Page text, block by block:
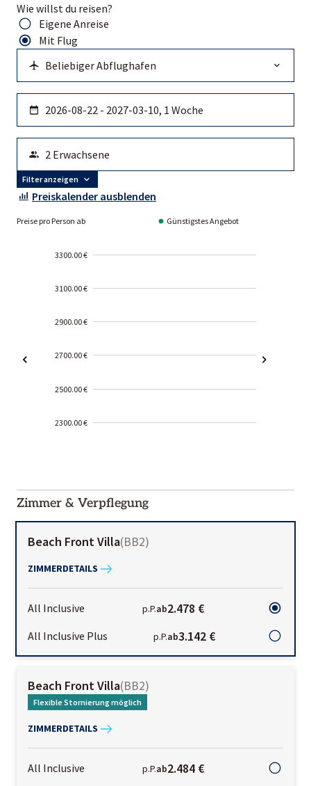
Wie willst du reisen?
Eigene Anreise
Mit Flug
Filter anzeigen
Preiskalender ausblenden
Preise pro Person ab Günstigstes Angebot
3300.00 €
3100.00 €
2900.00 €
2700.00 €
2500.00 €
2300.00 €
01-02
Zimmer & Verpflegung
Beach Front Villa(BB2)
ZIMMERDETAILS
All Inclusive p.P.ab2.478 €
All Inclusive Plus p.P.ab3.142 €
Beach Front Villa(BB2)
Flexible Stornierung möglich
ZIMMERDETAILS
All Inclusive p.P.ab2.484 €